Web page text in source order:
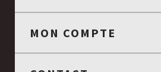
MON COMPTE